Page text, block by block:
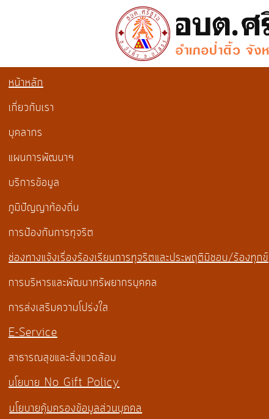
หน้าหลัก
เกี่ยวกับเรา
บุคลากร
แผนการพัฒนาฯ
บริการข้อมูล
ภูมิปัญญาท้องถิ่น
การป้องกันการทุจริต
ช่องทางแจ้งเรื่องร้องเรียนการทุจริตและประพฤติมิชอบ/ร้องทุกข์
การบริหารและพัฒนาทรัพยากรบุคคล
การส่งเสริมความโปร่งใส
E-Service
สาธารณสุขและสิ่งแวดล้อม
นโยบาย No Gift Policy
นโยบายคุ้มครองข้อมูลส่วนบุคคล